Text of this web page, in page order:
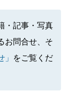
・記事・写真
お問合せ、そ
」
をご覧くだ